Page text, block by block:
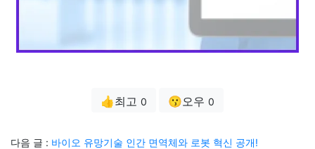
👍최고 0 😗오우 0
다음 글 : 바이오 유망기술 인간 면역체와 로봇 혁신 공개!